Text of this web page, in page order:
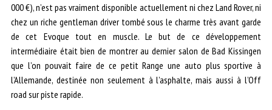
000 €), n’est pas vraiment disponible actuellement ni chez Land Rover, ni
chez un riche gentleman driver tombé sous le charme très avant garde
de cet Evoque tout en muscle. Le but de ce développement
intermédiaire était bien de montrer au dernier salon de Bad Kissingen
que l’on pouvait faire de ce petit Range une auto plus sportive à
l’Allemande, destinée non seulement à l’asphalte, mais aussi à l’Off
road sur piste rapide.